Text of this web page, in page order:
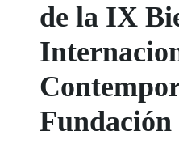
de la IX